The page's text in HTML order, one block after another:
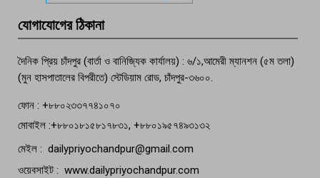
বেঁচে নেই, বিভিন্ন সংগঠনের শোক
যোগাযোগের ঠিকানা
দৈনিক প্রিয় চাঁদপুর (বার্তা ও বানিজ্যিক কার্যালয়) : ৬/১,আমেরী ম্যানশন (৫ম তলা)
(মুন হাসপাতালের বিপরীতে) স্টেডিয়াম রোড, চাঁদপুর-৩৬০০.
ফোন : +৮৮০২৩৩৭৭৪১০৭০
মোবাইল :+৮৮০১৮১৫৮১৭৮৩১, +৮৮০১৯৫৭৪৯৩১৩২
মেইল : dailypriyochandpur@gmail.com
ওয়েবসাইট : www.dailypriyochandpur.com